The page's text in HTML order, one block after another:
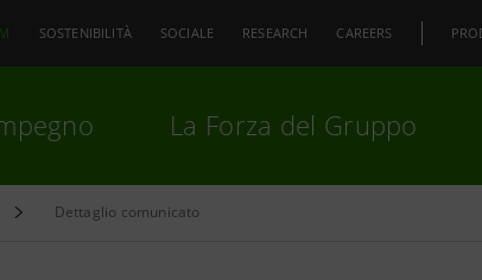
SOSTENIBILITÀ SOCIALE RESEARCH CAREERS
La Forza del Gruppo
Dettaglio comunicato